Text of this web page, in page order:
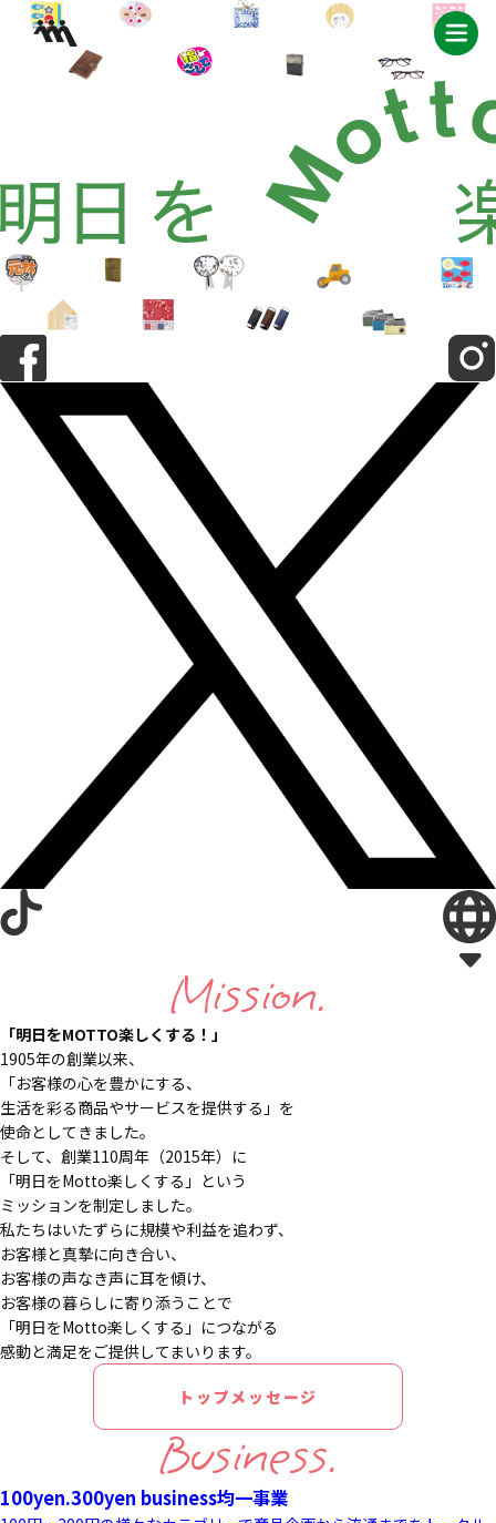
Mission.
「明日をMOTTO楽しくする！」
1905年の創業以来、
「お客様の心を豊かにする、
生活を彩る商品やサービスを提供する」を
使命としてきました。
そして、創業110周年（2015年）に
「明日をMotto楽しくする」という
ミッションを制定しました。
私たちはいたずらに規模や利益を追わず、
お客様と真摯に向き合い、
お客様の声なき声に耳を傾け、
お客様の暮らしに寄り添うことで
「明日をMotto楽しくする」につながる
感動と満足をご提供してまいります。
トップメッセージ
Business.
100yen.300yen business均一事業